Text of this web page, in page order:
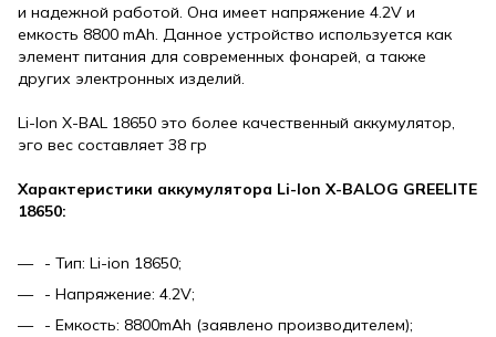
и надежной работой. Она имеет напряжение 4.2V и
емкость 8800 mAh. Данное устройство используется как
элемент питания для современных фонарей, а также
других электронных изделий.
Li-Ion X-BAL 18650 это более качественный аккумулятор,
эго вес составляет 38 гр
Характеристики аккумулятора Li-Ion X-BALOG GREELITE
18650:
- Тип: Li-ion 18650;
- Напряжение: 4.2V;
- Емкость: 8800mAh (заявлено производителем);